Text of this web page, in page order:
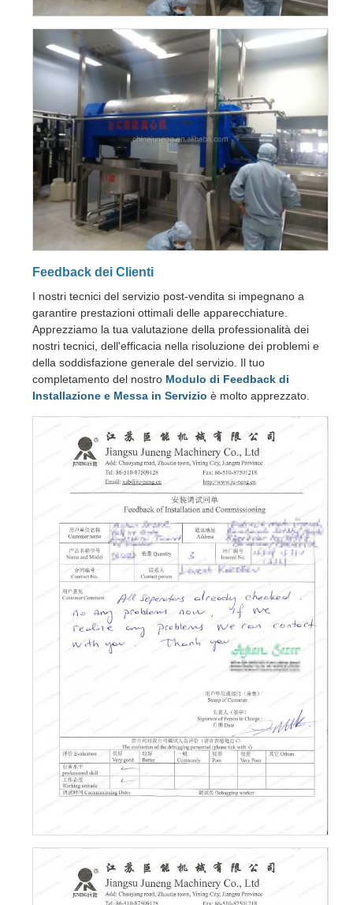
Feedback dei Clienti
I nostri tecnici del servizio post-vendita si impegnano a
garantire prestazioni ottimali delle apparecchiature.
Apprezziamo la tua valutazione della professionalità dei
nostri tecnici, dell'efficacia nella risoluzione dei problemi e
della soddisfazione generale del servizio. Il tuo
completamento del nostro Modulo di Feedback di
Installazione e Messa in Servizio è molto apprezzato.